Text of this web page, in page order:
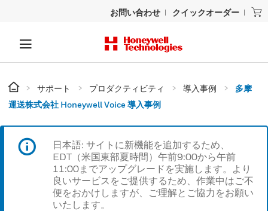
お問い合わせ クイックオーダー
サポート プロダクティビティ 導入事例
多摩
運送株式会社 Honeywell Voice 導入事例
日本語: サイトに新機能を追加するため、
EDT（米国東部夏時間）午前9:00から午前
11:00までアップグレードを実施します。より
良いサービスをご提供するため、作業中はご不
便をおかけしますが、ご理解とご協力をお願い
いたします。